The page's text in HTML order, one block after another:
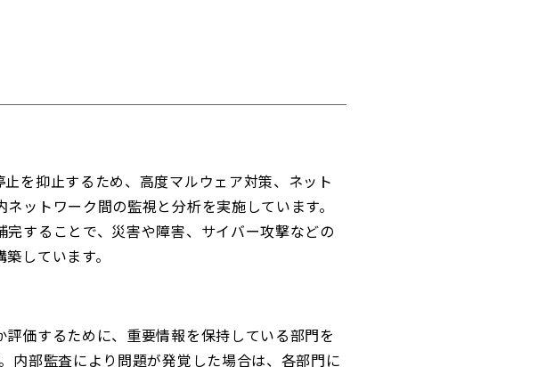
を抑止するため、高度マルウェア対策、ネット
ットワーク間の監視と分析を実施しています。
することで、災害や障害、サイバー攻撃などの
しています。
価するために、重要情報を保持している部門を
内部監査により問題が発覚した場合は、各部門に